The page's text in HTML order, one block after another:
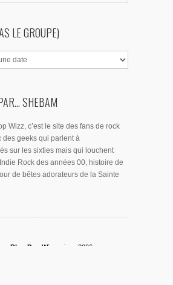
LE GROUPE)
SHEBAM
Wizz, c’est le site des fans de rock
des geeks qui parlent à
sur les sixties mais qui louchent
Rock des années 00, histoire de
de bêtes adorateurs de la Sainte
Blog Pop Wizz, since 2006